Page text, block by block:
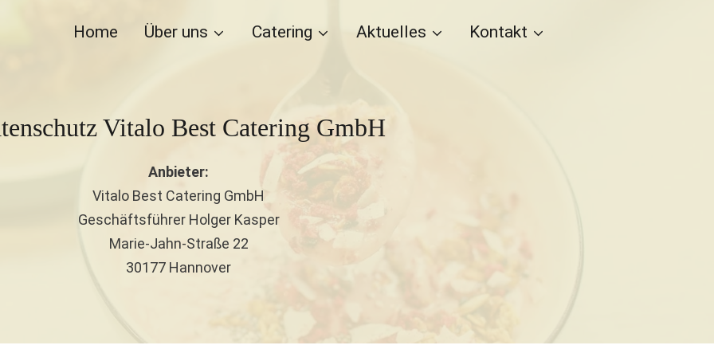
Home Über uns Catering Aktuelles Kontakt
Vitalo Best Catering GmbH
Anbieter:
Vitalo Best Catering GmbH
Geschäftsführer Holger Kasper
Marie-Jahn-Straße 22
30177 Hannover